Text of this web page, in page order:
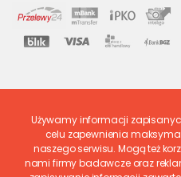
Ostatnio ocenione
Używamy informacji
celu zapewnienia
naszego serwisu. Mogą też
nami firmy badawcze oraz